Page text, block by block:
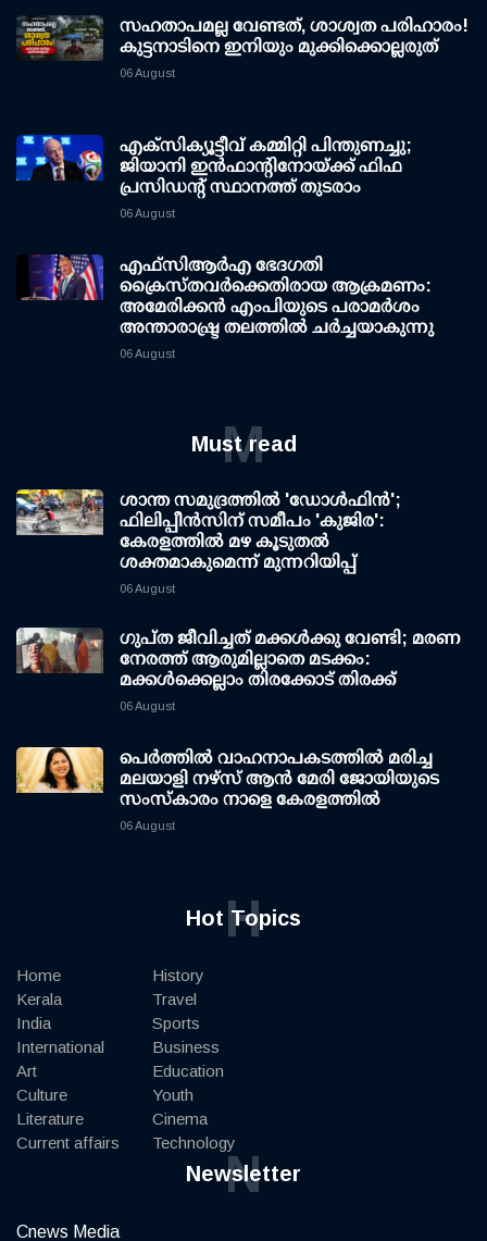
സഹതാപമല്ല വേണ്ടത്, ശാശ്വത പരിഹാരം!
കുട്ടനാടിനെ ഇനിയും മുക്കിക്കൊല്ലരുത്
06 August
എക്സിക്യൂട്ടീവ് കമ്മിറ്റി പിന്തുണച്ചു;
ജിയാനി ഇന്‍ഫാന്റിനോയ്ക്ക് ഫിഫ
പ്രസിഡന്റ് സ്ഥാനത്ത് തുടരാം
06 August
എഫ്‌സി‌ആര്‍‌എ ഭേദഗതി
ക്രൈസ്തവർക്കെതിരായ ആക്രമണം:
അമേരിക്കൻ എംപിയുടെ പരാമർശം
അന്താരാഷ്ട്ര തലത്തിൽ ചർച്ചയാകുന്നു
06 August
Must read
M
ശാന്ത സമുദ്രത്തില്‍ 'ഡോള്‍ഫിന്‍';
ഫിലിപ്പീന്‍സിന് സമീപം 'കുജിര':
കേരളത്തില്‍ മഴ കൂടുതല്‍
ശക്തമാകുമെന്ന് മുന്നറിയിപ്പ്
06 August
ഗുപ്ത ജീവിച്ചത് മക്കള്‍ക്കു വേണ്ടി; മരണ
നേരത്ത് ആരുമില്ലാതെ മടക്കം:
മക്കള്‍ക്കെല്ലാം തിരക്കോട് തിരക്ക്
06 August
പെർത്തിൽ വാഹനാപകടത്തിൽ മരിച്ച
മലയാളി നഴ്സ് ആൻ മേരി ജോയിയുടെ
സംസ്കാരം നാളെ കേരളത്തിൽ
06 August
Hot Topics
H
Home
Kerala
India
International
Art
Culture
Literature
Current affairs
History
Travel
Sports
Business
Education
Youth
Cinema
Technology
Newsletter
N
Cnews Media